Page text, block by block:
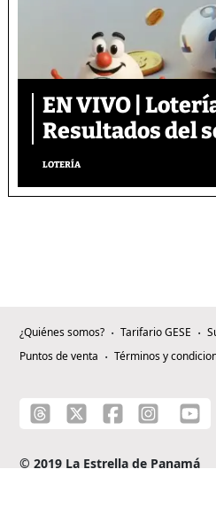
EN VIVO |
Resultados del
LOTERÍA
¿Quiénes somos? Tarifario GESE
Puntos de venta
Términos y
© 2019 La Estrella de Panamá